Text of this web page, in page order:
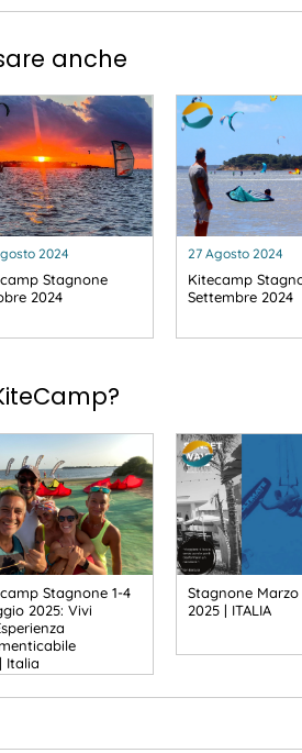
anche
2024
Stagnone
2024
27 Agosto 2024
Kitecamp
Settembre 2024
Stagnone 1-4
2025: Vivi
Italia
Stagnone Marzo
2025 | ITALIA